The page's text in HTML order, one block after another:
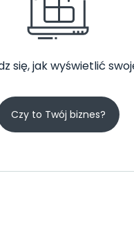
się, jak wyświetlić
Czy to Twój biznes?